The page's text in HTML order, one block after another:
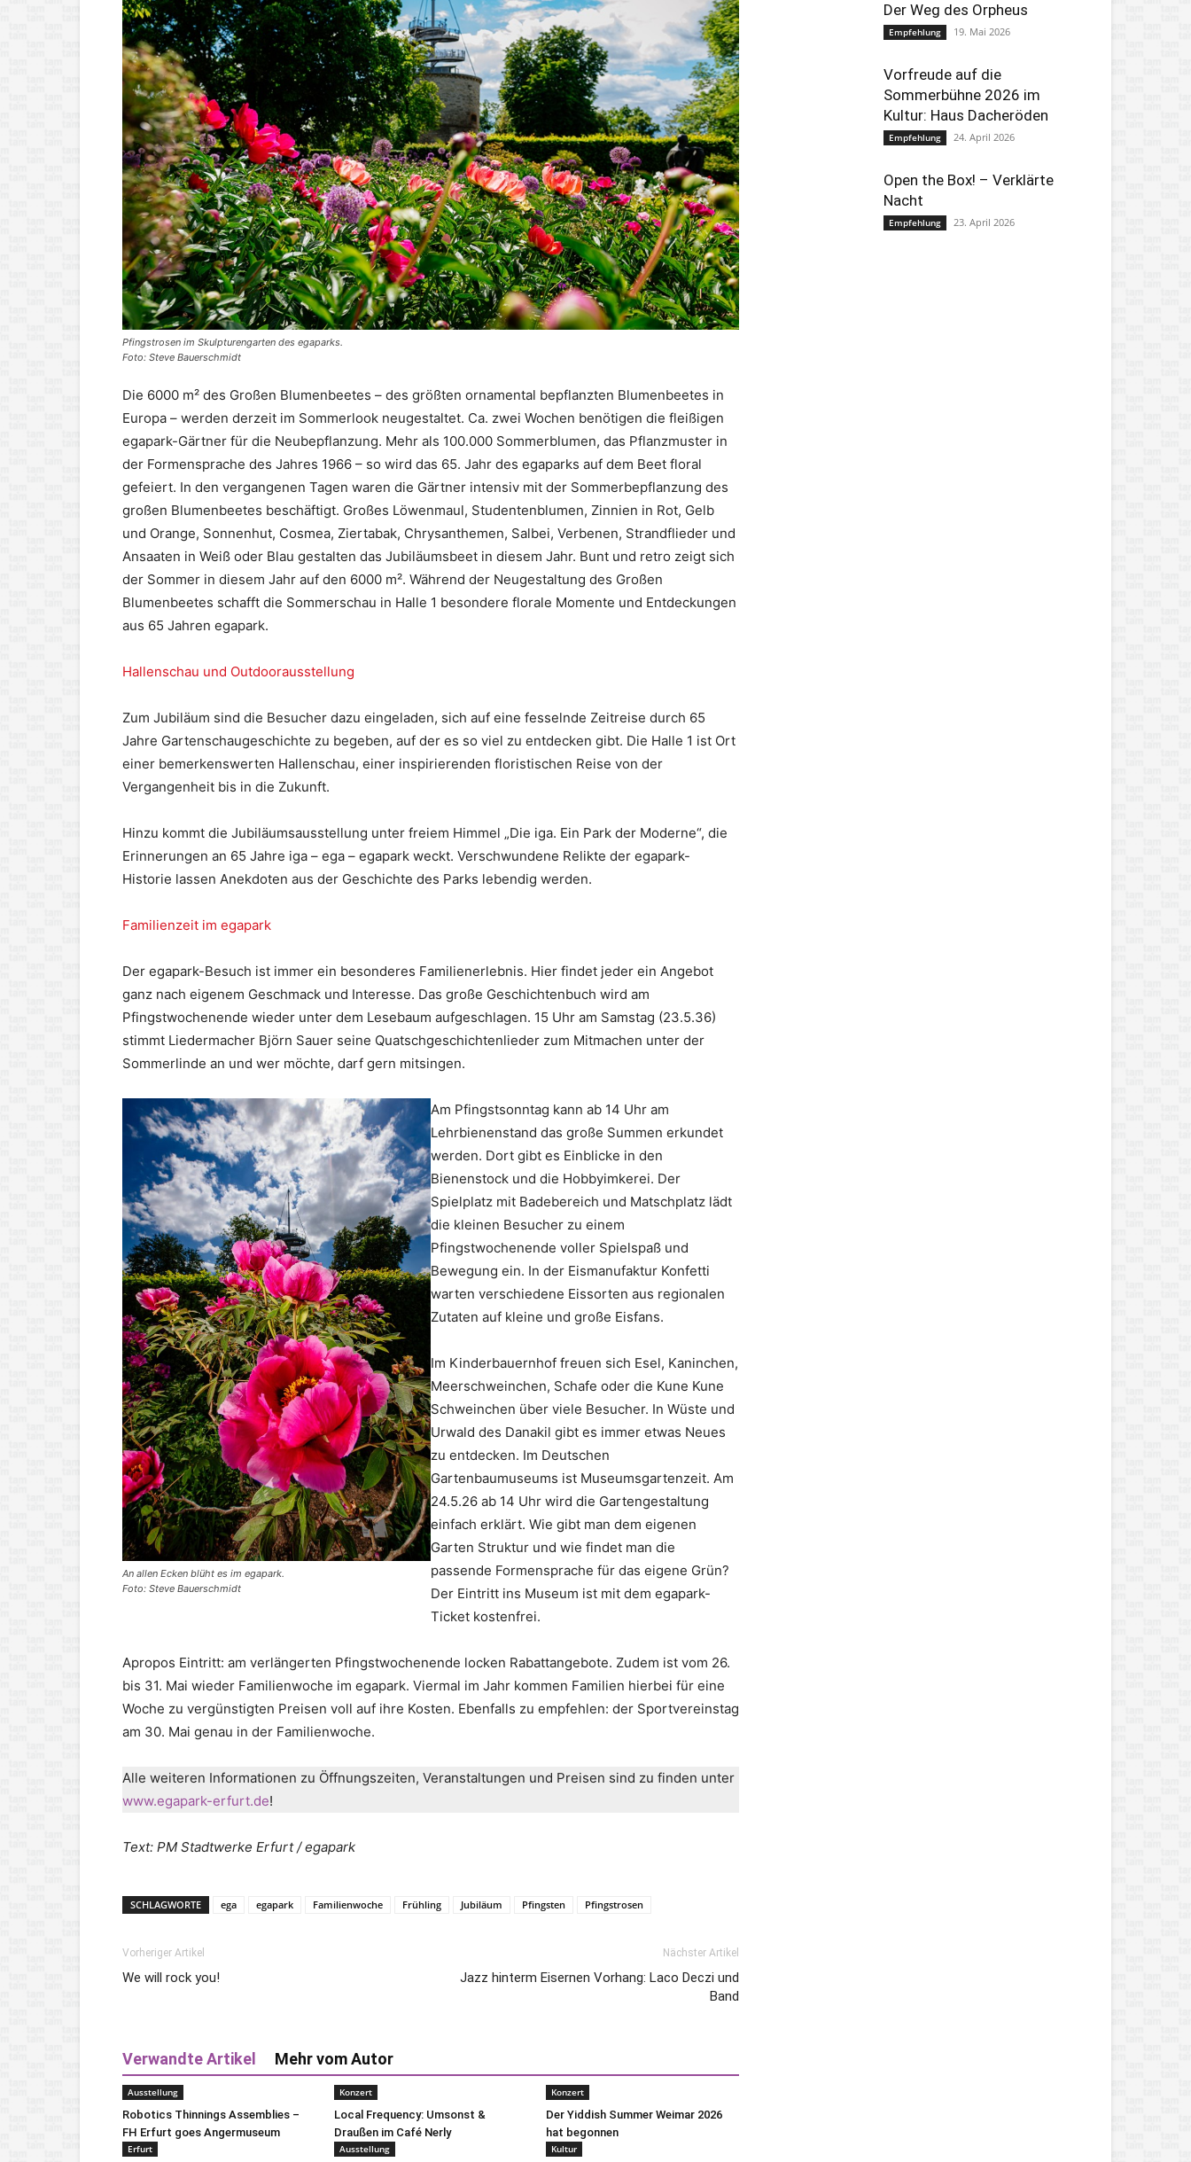
Pfingstrosen im Skulpturengarten des egaparks.
Foto: Steve Bauerschmidt
Die 6000 m² des Großen Blumenbeetes – des größten ornamental bepflanzten Blumenbeetes in
Europa – werden derzeit im Sommerlook neugestaltet. Ca. zwei Wochen benötigen die fleißigen
egapark-Gärtner für die Neubepflanzung. Mehr als 100.000 Sommerblumen, das Pflanzmuster in
der Formensprache des Jahres 1966 – so wird das 65. Jahr des egaparks auf dem Beet floral
gefeiert. In den vergangenen Tagen waren die Gärtner intensiv mit der Sommerbepflanzung des
großen Blumenbeetes beschäftigt. Großes Löwenmaul, Studentenblumen, Zinnien in Rot, Gelb
und Orange, Sonnenhut, Cosmea, Ziertabak, Chrysanthemen, Salbei, Verbenen, Strandflieder und
Ansaaten in Weiß oder Blau gestalten das Jubiläumsbeet in diesem Jahr. Bunt und retro zeigt sich
der Sommer in diesem Jahr auf den 6000 m². Während der Neugestaltung des Großen
Blumenbeetes schafft die Sommerschau in Halle 1 besondere florale Momente und Entdeckungen
aus 65 Jahren egapark.
Hallenschau und Outdoorausstellung
Zum Jubiläum sind die Besucher dazu eingeladen, sich auf eine fesselnde Zeitreise durch 65
Jahre Gartenschaugeschichte zu begeben, auf der es so viel zu entdecken gibt. Die Halle 1 ist Ort
einer bemerkenswerten Hallenschau, einer inspirierenden floristischen Reise von der
Vergangenheit bis in die Zukunft.
Hinzu kommt die Jubiläumsausstellung unter freiem Himmel „Die iga. Ein Park der Moderne“, die
Erinnerungen an 65 Jahre iga – ega – egapark weckt. Verschwundene Relikte der egapark-
Historie lassen Anekdoten aus der Geschichte des Parks lebendig werden.
Familienzeit im egapark
Der egapark-Besuch ist immer ein besonderes Familienerlebnis. Hier findet jeder ein Angebot
ganz nach eigenem Geschmack und Interesse. Das große Geschichtenbuch wird am
Pfingstwochenende wieder unter dem Lesebaum aufgeschlagen. 15 Uhr am Samstag (23.5.36)
stimmt Liedermacher Björn Sauer seine Quatschgeschichtenlieder zum Mitmachen unter der
Sommerlinde an und wer möchte, darf gern mitsingen.
An allen Ecken blüht es im egapark.
Foto: Steve Bauerschmidt
Am Pfingstsonntag kann ab 14 Uhr am
Lehrbienenstand das große Summen erkundet
werden. Dort gibt es Einblicke in den
Bienenstock und die Hobbyimkerei. Der
Spielplatz mit Badebereich und Matschplatz lädt
die kleinen Besucher zu einem
Pfingstwochenende voller Spielspaß und
Bewegung ein. In der Eismanufaktur Konfetti
warten verschiedene Eissorten aus regionalen
Zutaten auf kleine und große Eisfans.
Im Kinderbauernhof freuen sich Esel, Kaninchen,
Meerschweinchen, Schafe oder die Kune Kune
Schweinchen über viele Besucher. In Wüste und
Urwald des Danakil gibt es immer etwas Neues
zu entdecken. Im Deutschen
Gartenbaumuseums ist Museumsgartenzeit. Am
24.5.26 ab 14 Uhr wird die Gartengestaltung
einfach erklärt. Wie gibt man dem eigenen
Garten Struktur und wie findet man die
passende Formensprache für das eigene Grün?
Der Eintritt ins Museum ist mit dem egapark-
Ticket kostenfrei.
Apropos Eintritt: am verlängerten Pfingstwochenende locken Rabattangebote. Zudem ist vom 26.
bis 31. Mai wieder Familienwoche im egapark. Viermal im Jahr kommen Familien hierbei für eine
Woche zu vergünstigten Preisen voll auf ihre Kosten. Ebenfalls zu empfehlen: der Sportvereinstag
am 30. Mai genau in der Familienwoche.
Alle weiteren Informationen zu Öffnungszeiten, Veranstaltungen und Preisen sind zu finden unter
www.egapark-erfurt.de!
Text: PM Stadtwerke Erfurt / egapark
SCHLAGWORTE ega egapark Familienwoche Frühling Jubiläum Pfingsten Pfingstrosen
Vorheriger Artikel
We will rock you!
Nächster Artikel
Jazz hinterm Eisernen Vorhang: Laco Deczi und
Band
Verwandte Artikel Mehr vom Autor
Ausstellung
Robotics Thinnings Assemblies –
FH Erfurt goes Angermuseum
Konzert
Local Frequency: Umsonst &
Draußen im Café Nerly
Konzert
Der Yiddish Summer Weimar 2026
hat begonnen
Erfurt Ausstellung Kultur
Der Weg des Orpheus
Empfehlung 19. Mai 2026
Vorfreude auf die
Sommerbühne 2026 im
Kultur: Haus Dacheröden
Empfehlung 24. April 2026
Open the Box! – Verklärte
Nacht
Empfehlung 23. April 2026